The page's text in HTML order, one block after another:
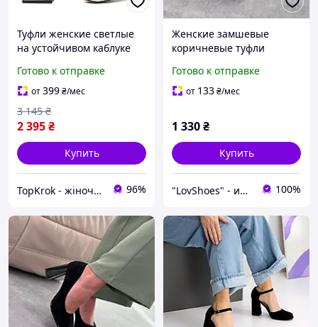
Туфли женские светлые
на устойчивом каблуке
Готово к отправке
от399₴/мес
2 395₴
3 145 ₴
Купить
TopKrok - жіноче та чоловіче взуття, жіночі сумки та верхній одяг 96%
Женские замшевые
коричневые туфли
устойчивых каблуках с
квадратным носком,
Готово к отправке
от 133₴/мес
1 330₴
Купить
"LovShoes" - интернет-магазин женской обуви 100%